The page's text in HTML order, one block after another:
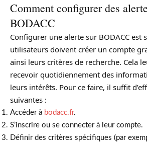
Comment configurer des
BODACC
Configurer une alerte sur BODACC est
utilisateurs doivent créer un compte
ainsi leurs critères de recherche. Cela
recevoir quotidiennement des
leurs intérêts. Pour ce faire, il suffit
suivantes :
Accéder à bodacc.fr.
S’inscrire ou se connecter à leur compte.
Définir des critères spécifiques (par